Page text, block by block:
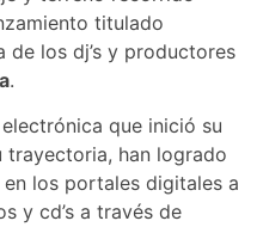
titulado
de los dj’s y productores
.
que inició su
trayectoria, han logrado
los portales digitales a
y cd’s a través de